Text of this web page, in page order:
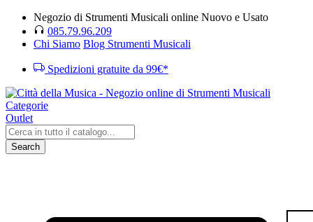
Negozio di Strumenti Musicali online Nuovo e Usato
085.79.96.209
Chi Siamo Blog Strumenti Musicali
Spedizioni gratuite da 99€*
Categorie
Outlet
Search